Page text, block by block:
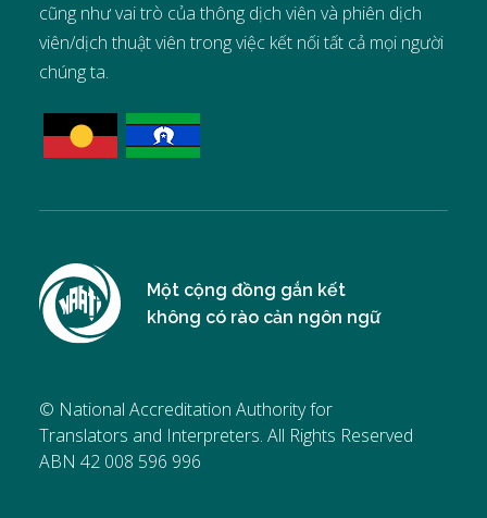
cũng như vai trò của thông dịch viên và phiên dịch
viên/dịch thuật viên trong việc kết nối tất cả mọi người
chúng ta.
Một cộng đồng gắn kết
không có rào cản ngôn ngữ
© National Accreditation Authority for
Translators and Interpreters. All Rights Reserved
ABN 42 008 596 996